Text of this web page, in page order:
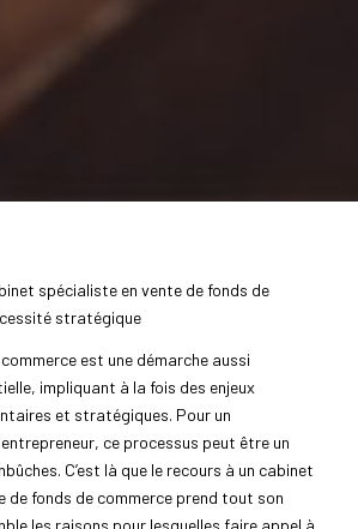
spécialiste en vente de fonds de
stratégique
est une démarche aussi
impliquant à la fois des enjeux
et stratégiques. Pour un
ce processus peut être un
C’est là que le recours à un cabinet
de fonds de commerce prend tout son
les raisons pour lesquelles faire appel à